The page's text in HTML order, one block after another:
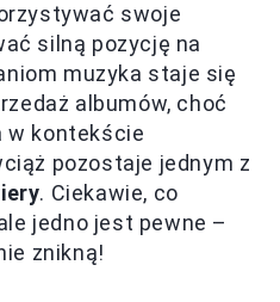
swoje
silną pozycję na
muzyka staje się
albumów, choć
w kontekście
pozostaje jednym z
. Ciekawie, co
jedno jest pewne –
znikną!